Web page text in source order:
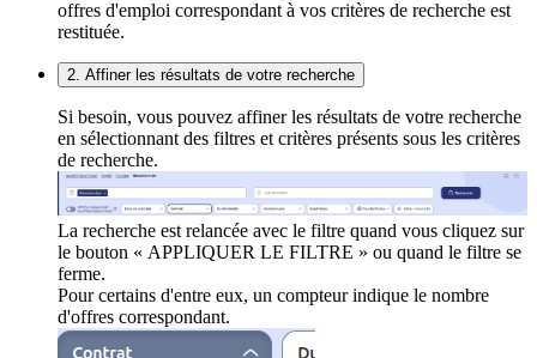
offres d'emploi correspondant à vos critères de recherche est
restituée.
2. Affiner les résultats de votre recherche
Si besoin, vous pouvez affiner les résultats de votre recherche
en sélectionnant des filtres et critères présents sous les critères
de recherche.
La recherche est relancée avec le filtre quand vous cliquez sur
le bouton « APPLIQUER LE FILTRE » ou quand le filtre se
ferme.
Pour certains d'entre eux, un compteur indique le nombre
d'offres correspondant.